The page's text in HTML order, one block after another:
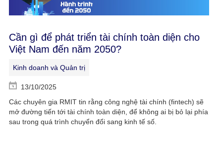
Cần gì để phát triển tài chính toàn diện cho
Việt Nam đến năm 2050?
Kinh doanh và Quản trị
13/10/2025
Các chuyên gia RMIT tin rằng công nghệ tài chính (fintech) sẽ
mở đường tiến tới tài chính toàn diện, để không ai bị bỏ lại phía
sau trong quá trình chuyển đổi sang kinh tế số.